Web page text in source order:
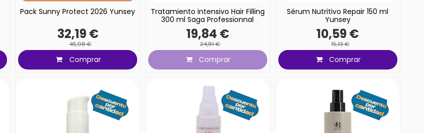
Pack Sunny Protect 2026 Yunsey
32,19 €
45,98 €
Comprar
Tratamiento intensivo Hair Filling
300 ml Saga Professionnal
19,84 €
24,81 €
Comprar
Sérum Nutritivo Repair 150 ml
Yunsey
10,59 €
15,13 €
Comprar